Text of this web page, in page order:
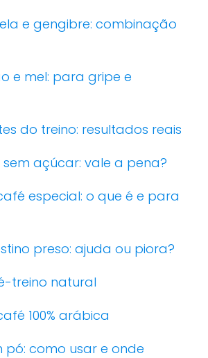
e gengibre: combinação
e mel: para gripe e
do treino: resultados reais
açúcar: vale a pena?
especial: o que é e para
preso: ajuda ou piora?
treino natural
100% arábica
pó: como usar e onde